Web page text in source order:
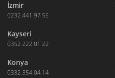
İzmir
0232 441 97 55
Kayseri
0352 222 01 22
Konya
0332 354 04 14